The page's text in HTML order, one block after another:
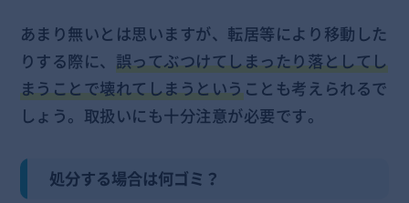
あまり無いとは思いますが、転居等により移動した
りする際に、 誤ってぶつけてしまったり落としてし
まうことで壊れてしまうということも考えられるで
しょう。取扱いにも十分注意が必要です。
処分する場合は何ゴミ？